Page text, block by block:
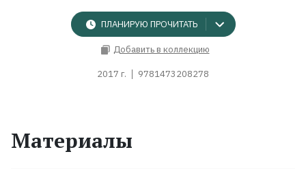
ПЛАНИРУЮ ПРОЧИТАТЬ
Добавить в коллекцию
2017 г. 9781473208278
Материалы